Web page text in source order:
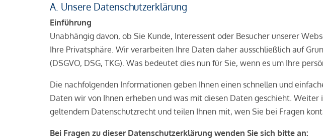
A. Unsere Datenschutzerklärung
Einführung
Unabhängig davon, ob Sie Kunde, Interessent oder Besucher unserer
Ihre Privatsphäre. Wir verarbeiten Ihre Daten daher ausschließlich auf
(DSGVO, DSG, TKG). Was bedeutet dies nun für Sie, wenn es um Ihre
Die nachfolgenden Informationen geben Ihnen einen schnellen und
Daten wir von Ihnen erheben und was mit diesen Daten geschieht.
geltendem Datenschutzrecht und teilen Ihnen mit, wen Sie bei Fragen
Bei Fragen zu dieser Datenschutzerklärung wenden Sie sich bitte an: